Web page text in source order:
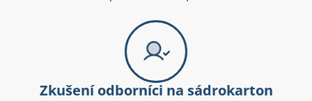
Zkušení odborníci na sádrokarton